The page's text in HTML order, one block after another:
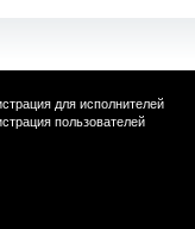
для исполнителей
пользователей